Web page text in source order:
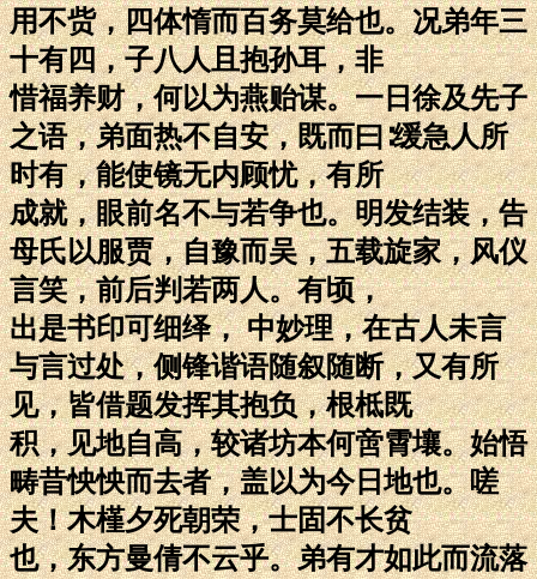
用不赀，四体惰而百务莫给也。况弟年三
十有四，子八人且抱孙耳，非
惜福养财，何以为燕贻谋。一日徐及先子
之语，弟面热不自安，既而曰∶缓急人所
时有，能使镜无内顾忧，有所
成就，眼前名不与若争也。明发结装，告
母氏以服贾，自豫而吴，五载旋家，风仪
言笑，前后判若两人。有顷，
出是书印可细绎， 中妙理，在古人未言
与言过处，侧锋谐语随叙随断，又有所
见，皆借题发挥其抱负，根柢既
积，见地自高，较诸坊本何啻霄壤。始悟
畴昔怏怏而去者，盖以为今日地也。嗟
夫！木槿夕死朝荣，士固不长贫
也，东方曼倩不云乎。弟有才如此而流落